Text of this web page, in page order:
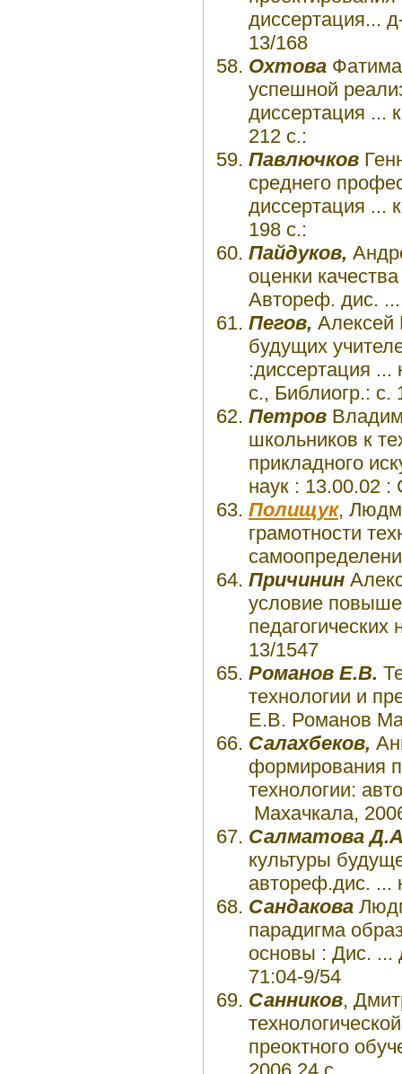
диссертация...
13/168
Охтова
успешной
диссертация ...
212 с.:
Павлючков
среднего
диссертация ...
198 с.:
Пайдуков,
оценки
Автореф. дис.
Пегов, Алексей
будущих
:диссертация ...
с., Библиогр.:
Петров
школьников к
прикладного
наук : 13.00.02
Полищук,
грамотности
Причинин
условие
13/1547
Романов Е.В.
технологии и
Е.В. Романов
Салахбеков,
формирования
технологии:
Махачкала,
Салматова
культуры
автореф.дис. ...
Сандакова
парадигма
основы : Дис. ...
71:04-9/54
Санников,
преоктного